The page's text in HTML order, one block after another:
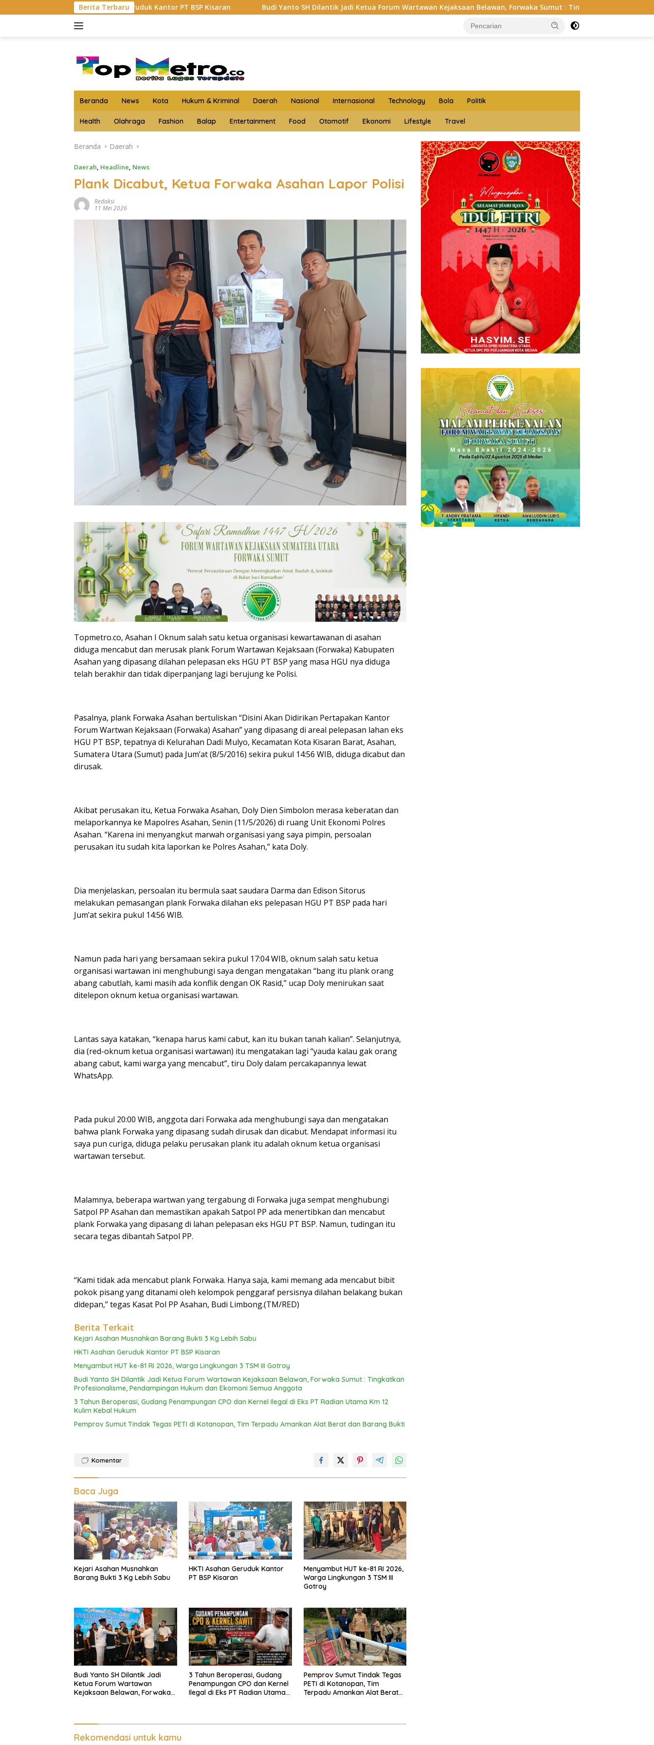
ke
Berita Terbaru
Asahan Geruduk Kantor PT BSP Kisaran Budi Yanto SH Dilantik Jadi Ketua Forum Wartawan Kejaksaan Belawan, Forwaka Sumut : Tingkatkan Profesionalisme, Pendampingan
Beranda News Kota Hukum & Kriminal Daerah Nasional Internasional Technology Bola Politik
Health Olahraga Fashion Balap Entertainment Food Otomotif Ekonomi Lifestyle Travel
Beranda Daerah
Daerah, Headline, News
Plank Dicabut, Ketua Forwaka Asahan Lapor Polisi
Redaksi
11 Mei 2026
Topmetro.co, Asahan I Oknum salah satu ketua organisasi kewartawanan di asahan
diduga mencabut dan merusak plank Forum Wartawan Kejaksaan (Forwaka) Kabupaten
Asahan yang dipasang dilahan pelepasan eks HGU PT BSP yang masa HGU nya diduga
telah berakhir dan tidak diperpanjang lagi berujung ke Polisi.
Pasalnya, plank Forwaka Asahan bertuliskan “Disini Akan Didirikan Pertapakan Kantor
Forum Wartwan Kejaksaan (Forwaka) Asahan” yang dipasang di areal pelepasan lahan eks
HGU PT BSP, tepatnya di Kelurahan Dadi Mulyo, Kecamatan Kota Kisaran Barat, Asahan,
Sumatera Utara (Sumut) pada Jum’at (8/5/2016) sekira pukul 14:56 WIB, diduga dicabut dan
dirusak.
Akibat perusakan itu, Ketua Forwaka Asahan, Doly Dien Simbolon merasa keberatan dan
melaporkannya ke Mapolres Asahan, Senin (11/5/2026) di ruang Unit Ekonomi Polres
Asahan. “Karena ini menyangkut marwah organisasi yang saya pimpin, persoalan
perusakan itu sudah kita laporkan ke Polres Asahan,” kata Doly.
Dia menjelaskan, persoalan itu bermula saat saudara Darma dan Edison Sitorus
melakukan pemasangan plank Forwaka dilahan eks pelepasan HGU PT BSP pada hari
Jum’at sekira pukul 14:56 WIB.
Namun pada hari yang bersamaan sekira pukul 17:04 WIB, oknum salah satu ketua
organisasi wartawan ini menghubungi saya dengan mengatakan “bang itu plank orang
abang cabutlah, kami masih ada konflik dengan OK Rasid,” ucap Doly menirukan saat
ditelepon oknum ketua organisasi wartawan.
Lantas saya katakan, “kenapa harus kami cabut, kan itu bukan tanah kalian”. Selanjutnya,
dia (red-oknum ketua organisasi wartawan) itu mengatakan lagi “yauda kalau gak orang
abang cabut, kami warga yang mencabut”, tiru Doly dalam percakapannya lewat
WhatsApp.
Pada pukul 20:00 WIB, anggota dari Forwaka ada menghubungi saya dan mengatakan
bahwa plank Forwaka yang dipasang sudah dirusak dan dicabut. Mendapat informasi itu
saya pun curiga, diduga pelaku perusakan plank itu adalah oknum ketua organisasi
wartawan tersebut.
Malamnya, beberapa wartwan yang tergabung di Forwaka juga sempat menghubungi
Satpol PP Asahan dan memastikan apakah Satpol PP ada menertibkan dan mencabut
plank Forwaka yang dipasang di lahan pelepasan eks HGU PT BSP. Namun, tudingan itu
secara tegas dibantah Satpol PP.
“Kami tidak ada mencabut plank Forwaka. Hanya saja, kami memang ada mencabut bibit
pokok pisang yang ditanami oleh kelompok penggaraf persisnya dilahan belakang bukan
didepan,” tegas Kasat Pol PP Asahan, Budi Limbong.(TM/RED)
Berita Terkait
Kejari Asahan Musnahkan Barang Bukti 3 Kg Lebih Sabu
HKTI Asahan Geruduk Kantor PT BSP Kisaran
Menyambut HUT ke-81 RI 2026, Warga Lingkungan 3 TSM III Gotroy
Budi Yanto SH Dilantik Jadi Ketua Forum Wartawan Kejaksaan Belawan, Forwaka Sumut : Tingkatkan
Profesionalisme, Pendampingan Hukum dan Ekomoni Semua Anggota
3 Tahun Beroperasi, Gudang Penampungan CPO dan Kernel Ilegal di Eks PT Radian Utama Km 12
Kulim Kebal Hukum
Pemprov Sumut Tindak Tegas PETI di Kotanopan, Tim Terpadu Amankan Alat Berat dan Barang Bukti
Komentar
Baca Juga
Kejari Asahan Musnahkan
Barang Bukti 3 Kg Lebih Sabu
HKTI Asahan Geruduk Kantor
PT BSP Kisaran
Menyambut HUT ke-81 RI 2026,
Warga Lingkungan 3 TSM III
Gotroy
Budi Yanto SH Dilantik Jadi
Ketua Forum Wartawan
Kejaksaan Belawan, Forwaka
Ekomoni Semua Anggota
3 Tahun Beroperasi, Gudang
Penampungan CPO dan Kernel
Ilegal di Eks PT Radian Utama
Pemprov Sumut Tindak Tegas
PETI di Kotanopan, Tim
Terpadu Amankan Alat Berat
Rekomendasi untuk kamu